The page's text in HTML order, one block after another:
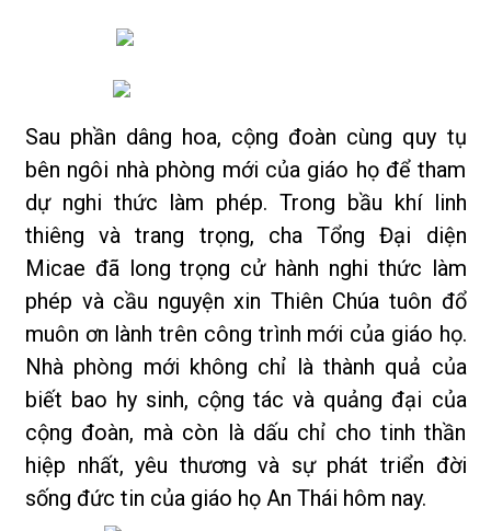
Sau phần dâng hoa, cộng đoàn cùng quy tụ
bên ngôi nhà phòng mới của giáo họ để tham
dự nghi thức làm phép. Trong bầu khí linh
thiêng và trang trọng, cha Tổng Đại diện
Micae đã long trọng cử hành nghi thức làm
phép và cầu nguyện xin Thiên Chúa tuôn đổ
muôn ơn lành trên công trình mới của giáo họ.
Nhà phòng mới không chỉ là thành quả của
biết bao hy sinh, cộng tác và quảng đại của
cộng đoàn, mà còn là dấu chỉ cho tinh thần
hiệp nhất, yêu thương và sự phát triển đời
sống đức tin của giáo họ An Thái hôm nay.